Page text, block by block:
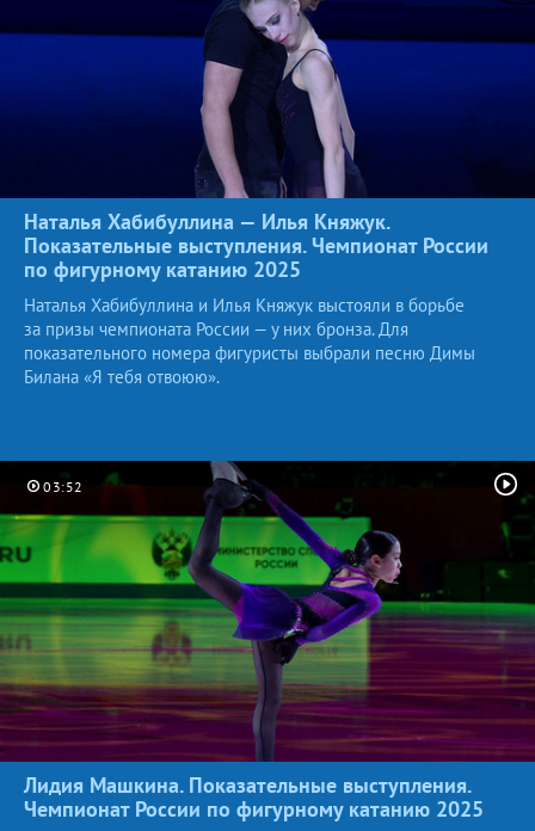
Наталья Хабибуллина — Илья Княжук.
Показательные выступления. Чемпионат России
по фигурному катанию 2025
Наталья Хабибуллина и Илья Княжук выстояли в борьбе
за призы чемпионата России — у них бронза. Для
показательного номера фигуристы выбрали песню Димы
Билана «Я тебя отвоюю».
03:52
Лидия Машкина. Показательные выступления.
Чемпионат России по фигурному катанию 2025